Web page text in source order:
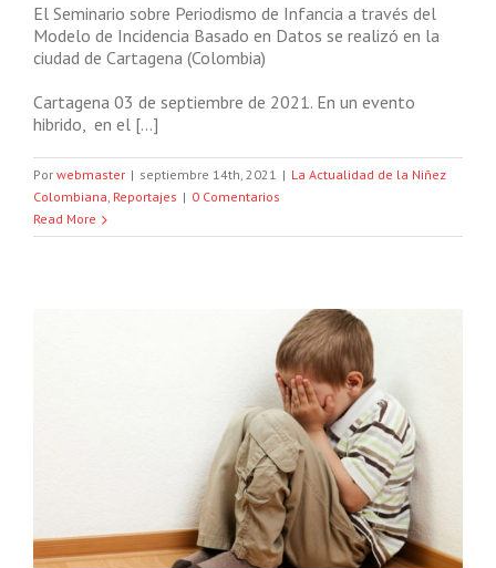
El Seminario sobre Periodismo de Infancia a través del
Modelo de Incidencia Basado en Datos se realizó en la
ciudad de Cartagena (Colombia)
Cartagena 03 de septiembre de 2021. En un evento
hibrido, en el […]
Por webmaster | septiembre 14th, 2021 | La Actualidad de la Niñez
Colombiana Reportajes | 0 Comentarios
Read More